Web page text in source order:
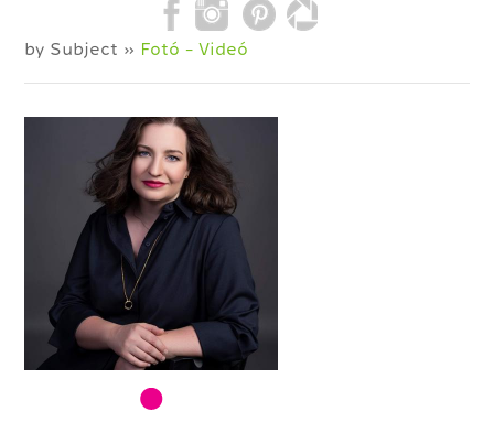
by Subject » Fotó - Videó